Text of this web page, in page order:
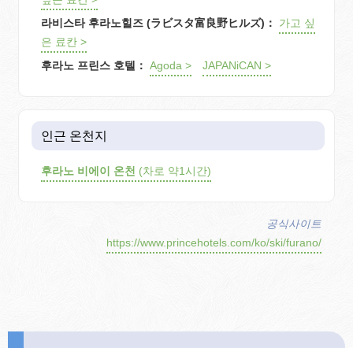
라비스타 후라노힐즈 (ラビスタ富良野ヒルズ)：
가고 싶
은 료칸 >
후라노 프린스 호텔： Agoda > JAPANiCAN >
인근 온천지
후라노 비에이 온천 (차로 약1시간)
공식사이트
https://www.princehotels.com/ko/ski/furano/